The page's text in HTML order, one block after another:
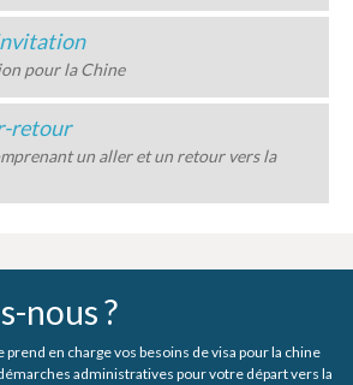
pour la Chine
retour
un aller et un retour vers la
nous ?
en charge vos besoins de visa pour la chine
administratives pour votre départ vers la